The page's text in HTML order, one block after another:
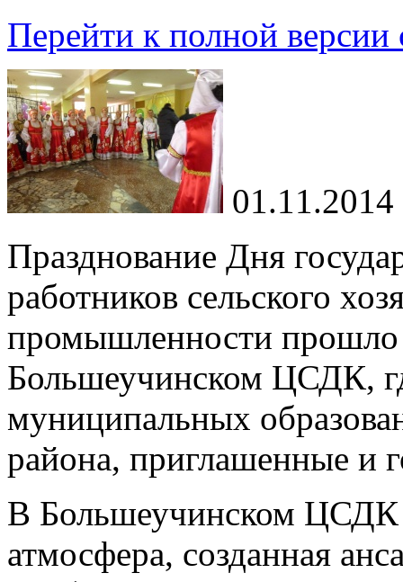
Перейти к полной версии
01.11.2014
Празднование Дня
работников сельского
промышленности прошло
Большеучинском ЦСДК,
муниципальных
района, приглашенные и
В Большеучинском ЦСДК
атмосфера, созданная